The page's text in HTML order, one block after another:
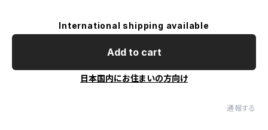
International shipping available
Add to cart
日本国内にお住まいの方向け
通報する